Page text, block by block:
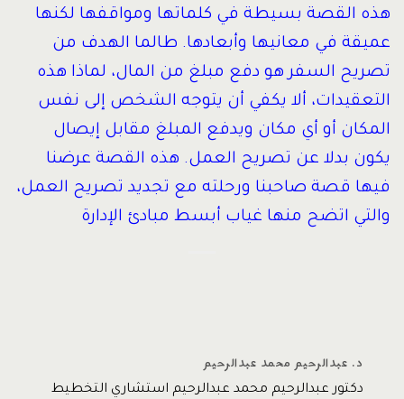
هذه القصة بسيطة في كلماتها ومواقفها لكنها
عميقة في معانيها وأبعادها. طالما الهدف من
تصريح السفر هو دفع مبلغ من المال، لماذا هذه
التعقيدات، ألا يكفي أن يتوجه الشخص إلى نفس
المكان أو أي مكان ويدفع المبلغ مقابل إيصال
يكون بدلا عن تصريح العمل. هذه القصة عرضنا
فيها قصة صاحبنا ورحلته مع تجديد تصريح العمل،
والتي اتضح منها غياب أبسط مبادئ الإدارة
د. عبدالرحيم محمد عبدالرحيم
دكتور عبدالرحيم محمد عبدالرحيم استشاري التخطيط